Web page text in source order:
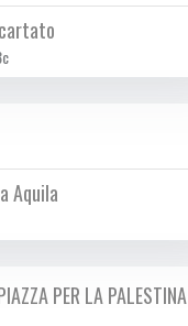
06/11 2024
Aquila
PER LA PALESTINA